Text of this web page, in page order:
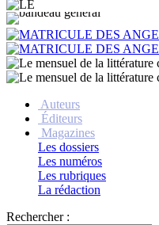
Auteurs
Éditeurs
Magazines
Les dossiers
Les numéros
Les rubriques
La rédaction
Rechercher :